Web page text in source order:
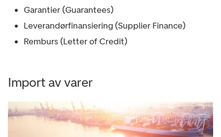
Garantier (Guarantees)
Leverandørfinansiering (Supplier Finance)
Remburs (Letter of Credit)
Import av varer